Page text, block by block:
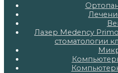
Лазер Medency
стоматологии